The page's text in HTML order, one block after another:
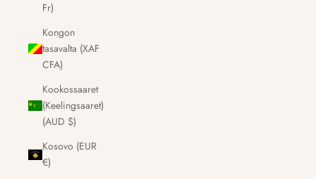
Fr)
Kongon
tasavalta (XAF
CFA)
Kookossaaret
(Keelingsaaret)
(AUD $)
Kosovo (EUR
€)